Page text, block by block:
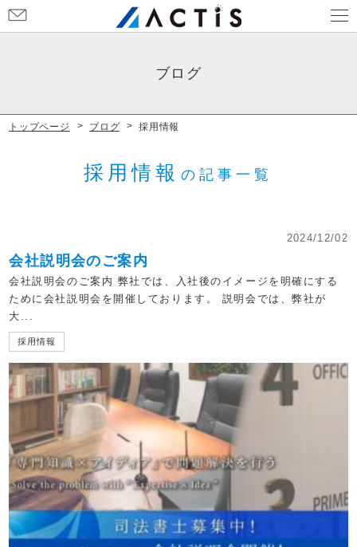
問
ブログ
トップページ ブログ 採用情報
採用情報 の記事一覧
2024/12/02
会社説明会のご案内
会社説明会のご案内 弊社では、入社後のイメージを明確にする
ために会社説明会を開催しております。 説明会では、弊社が
大...
採用情報